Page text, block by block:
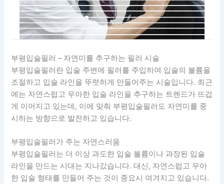
부평입술필러 – 자연미를 추구하는 필러 시술
부평입술필러란 입술 주변에 필러를 주입하여 입술의 볼륨을
조절하고 입술 라인을 뚜렷하게 만들어주는 시술입니다. 최근
에는 자연스럽고 우아한 입술 라인을 추구하는 트렌드가 뜨겁
게 이어지고 있는데, 이에 맞춰 부평입술필러도 자연미를 중
시하는 방향으로 발전하고 있습니다.
부평입술필러가 주는 자연스러움
부평입술필러는 더 이상 과도한 입술 볼륨이나 과장된 입술
라인을 만드는 시대는 지나갔습니다. 대신, 자연스럽고 우아
한 입술 형태를 만들어 주는 것이 중요시 여겨지고 있습니다.